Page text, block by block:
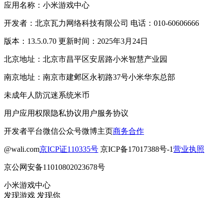
应用名称：小米游戏中心
开发者：北京瓦力网络科技有限公司 电话：010-60606666
版本：13.5.0.70 更新时间：2025年3月24日
北京地址：北京市昌平区安居路小米智慧产业园
南京地址：南京市建邺区永初路37号小米华东总部
未成年人防沉迷系统米币
用户应用权限隐私协议用户服务协议
开发者平台微信公众号微博主页商务合作
@wali.com京ICP证110335号 京ICP备17017388号-1营业执照
京公网安备11010802023678号
小米游戏中心
发现游戏 发现你